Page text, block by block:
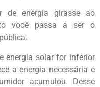
de energia girasse ao
você passa a ser o
energia solar for inferior
a energia necessária e
acumulou. Desse